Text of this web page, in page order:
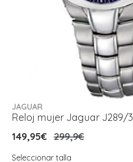
JAGUAR
Reloj mujer Jaguar J289/3
149,95€ 299,9€
Seleccionar talla